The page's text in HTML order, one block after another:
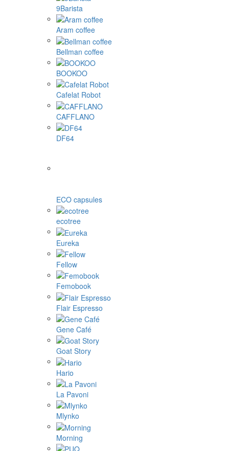
9Barista
Aram coffee
Bellman coffee
BOOKOO
Cafelat Robot
CAFFLANO
DF64
ECO capsules
ecotree
Eureka
Fellow
Femobook
Flair Espresso
Gene Café
Goat Story
Hario
La Pavoni
Mlynko
Morning